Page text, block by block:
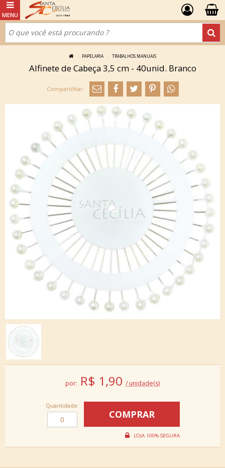
PAPELARIA TRABALHOS MANUAIS
Alfinete de Cabeça 3,5 cm - 40unid. Branco
por: R$ 1,90 / unidade(s)
Quantidade: